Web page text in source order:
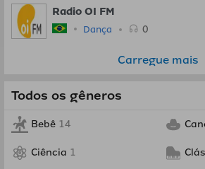
Radio OI FM
Dança 0
Carregue mais
Todos os gêneros
Bebê 14
Ciência 1